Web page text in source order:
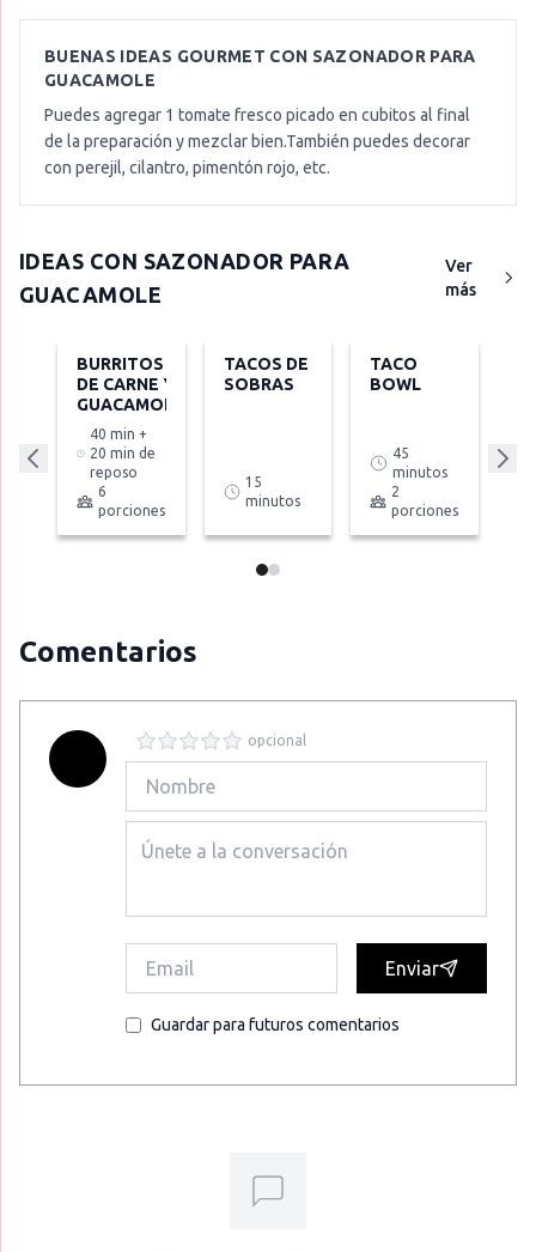
BUENAS IDEAS GOURMET CON SAZONADOR PARA
GUACAMOLE
Puedes agregar 1 tomate fresco picado en cubitos al final
de la preparación y mezclar bien.También puedes decorar
con perejil, cilantro, pimentón rojo, etc.
IDEAS CON SAZONADOR PARA
GUACAMOLE
Ver
más
BURRITOS
DE CARNE Y
GUACAMOLE
40 min +
20 min de
reposo
6
porciones
TACOS DE
SOBRAS
15
minutos
TACO
BOWL
45
minutos
2
porciones
Comentarios
opcional
Enviar
Guardar para futuros comentarios